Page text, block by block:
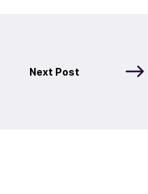
Next Post